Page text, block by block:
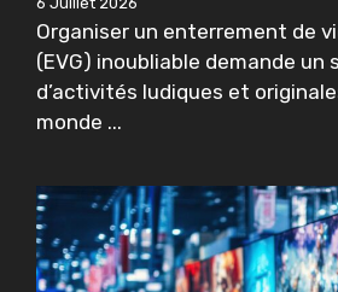
Organiser un enterrement de
(EVG) inoubliable demande un
d’activités ludiques et
monde ...